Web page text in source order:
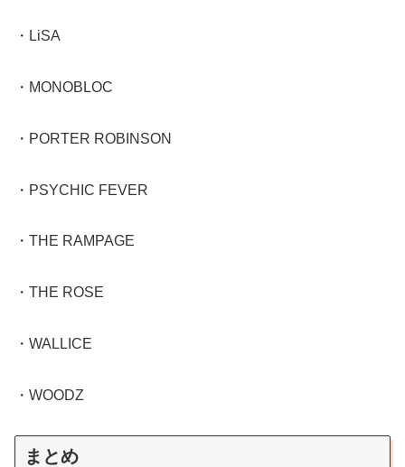
・LiSA
・MONOBLOC
・PORTER ROBINSON
・PSYCHIC FEVER
・THE RAMPAGE
・THE ROSE
・WALLICE
・WOODZ
まとめ